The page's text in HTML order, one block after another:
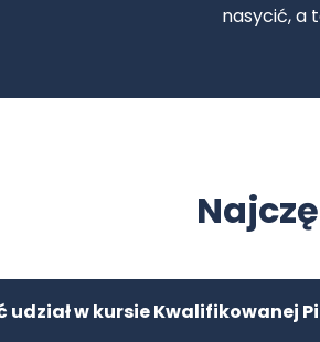
udział w kursie Kwalifikowanej